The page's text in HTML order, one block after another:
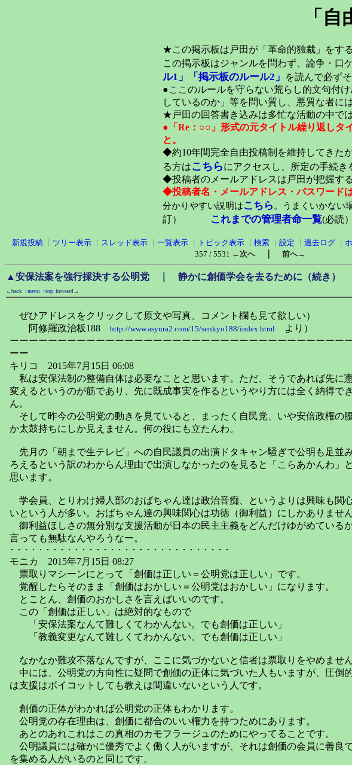
「
★この掲示板は戸田が「革命的独裁」をする
この掲示板はジャンルを問わず、論争・口
ル1」
「掲示板のルール2」
を読んで必ず
●ここのルールを守らない荒らし的文句付
しているのか」等を問い質し、悪質な者に
★戸田の回答書き込みは多忙な活動の中で
●「Re：○○」形式の元タイトル繰り返しタ
と。
◆約10年間完全自由投稿制を維持してきたが
る方はこちらにアクセスし、所定の手続き
◆投稿者のメールアドレスは戸田が把握す
◆投稿者名・メールアドレス・パスワード
分かりやすい説明はこちら。うまくいかない
訂）
これまでの管理者命一覧(必読）
新規投稿 ツリー表示 スレッド表示 一覧表示 トピック表示 検索 設定 過去ログ
357 / 5531 ←次へ｜ 前へ→
▲安保法案を強行採決する公明党 ｜ 静かに創価学会を去るために（続き）
←back ↑menu ↑top forward→
ぜひアドレスをクリックして原文や写真、コメント欄も見て欲しい）
阿修羅政治板188 http://www.asyura2.com/15/senkyo188/index.html より）
ーーーーーーーーーーーーーーーーーーーーーーーーーーーーーーーーーーー
ーー
キリコ 2015年7月15日 06:08
私は安保法制の整備自体は必要なことと思います。ただ、そうであれば先に
変えるというのが筋であり、先に既成事実を作るというやり方には全く納得で
ん。
そして昨今の公明党の動きを見ていると、まったく自民党、いや安倍政権の
か太鼓持ちにしか見えません。何の役にも立たんわ。
先月の「朝まで生テレビ」への自民議員の出演ドタキャン騒ぎで公明も足並
ろえるという訳のわからん理由で出演しなかったのを見ると「こらあかんわ」
思います。
学会員、とりわけ婦人部のおばちゃん達は政治音痴、というよりは興味も関
いという人が多い。おばちゃん達の興味関心は功徳（御利益）にしかありません
御利益ほしさの無分別な支援活動が日本の民主主義をどんだけゆがめている
言っても無駄なんやろうなー。
･ ･ ･ ･ ･ ･ ･ ･ ･ ･ ･ ･ ･ ･ ･ ･ ･ ･ ･ ･ ･ ･ ･ ･ ･ ･ ･ ･ ･ ･ ･
モニカ 2015年7月15日 08:27
票取りマシーンにとって「創価は正しい＝公明党は正しい」です。
覚醒したらそのまま「創価はおかしい＝公明党はおかしい」になります。
とことん、創価のおかしさを言えばいいのです。
この「創価は正しい」は絶対的なもので
「安保法案なんて難しくてわかんない。でも創価は正しい」
「教義変更なんて難しくてわかんない。でも創価は正しい」
なかなか難攻不落なんですが、ここに気づかないと信者は票取りをやめません
中には、公明党の方向性に疑問で創価の正体に気づいた人もいますが、圧倒
は支援はボイコットしても教えは間違いないという人です。
創価の正体がわかれば公明党の正体もわかります。
公明党の存在理由は、創価に都合のいい権力を持つためにあります。
あとのあれこれはこの真相のカモフラージュのためにやってることです。
公明議員には確かに優秀でよく働く人がいますが、それは創価の会員に善良
を集める人がいるのと同じです。